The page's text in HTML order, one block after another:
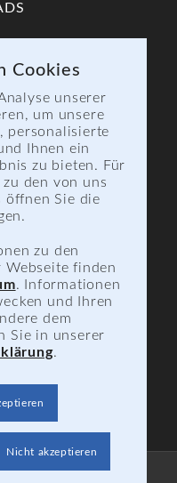
Cookies
unserer
um unsere
personalisierte
Ihnen ein
zu bieten. Für
den von uns
öffnen Sie die
zu den
finden
. Informationen
und Ihren
dem
Sie in unserer
.
Nicht akzeptieren